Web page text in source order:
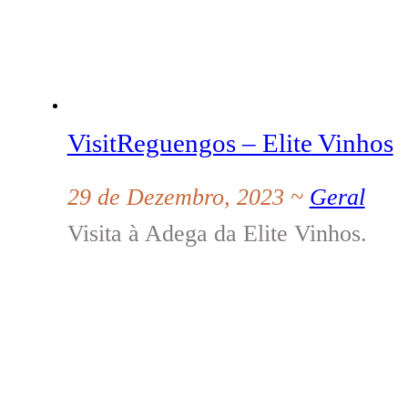
VisitReguengos – Elite Vinhos
29 de Dezembro, 2023 ~ Geral
Visita à Adega da Elite Vinhos.